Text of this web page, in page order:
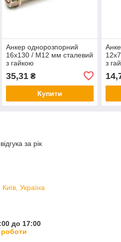
Анкер однорозпорний
16х130 / М12 мм сталевий
з гайкою
35,31₴
Купити
з
за рік
Україна
до 17:00
роботи